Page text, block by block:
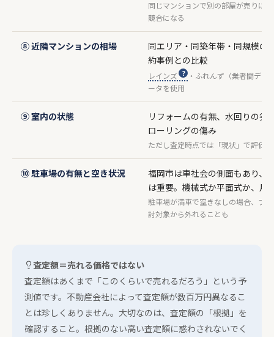
同じマンションで別の部屋が売りに
競合になる
⑧ 近隣マンションの相場
同エリア・同築年帯・同規模の
約事例との比較
レインズ
・ふれんず（業者間デー
ータを使用
⑨ 室内の状態
リフォームの有無、水回りの劣
ローリングの傷み
ただし査定時点では「現状」で評価
⑩ 駐車場の有無と空き状況
福岡市は車社会の側面もあり、
は重要。機械式か平面式か、月
駐車場が満車で空きなしの場合、フ
討対象から外れることも
査定額＝売れる価格ではない
査定額はあくまで「このくらいで売れるだろう」という予
測値です。不動産会社によって査定額が数百万円異なるこ
とは珍しくありません。大切なのは、査定額の「根拠」を
確認すること。根拠のない高い査定額に惑わされないでく